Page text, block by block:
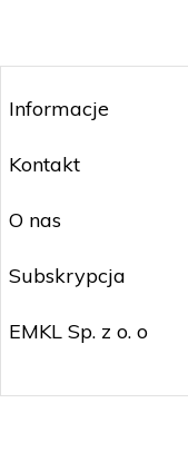
Informacje
Kontakt
O nas
Subskrypcja
EMKL Sp. z o. o